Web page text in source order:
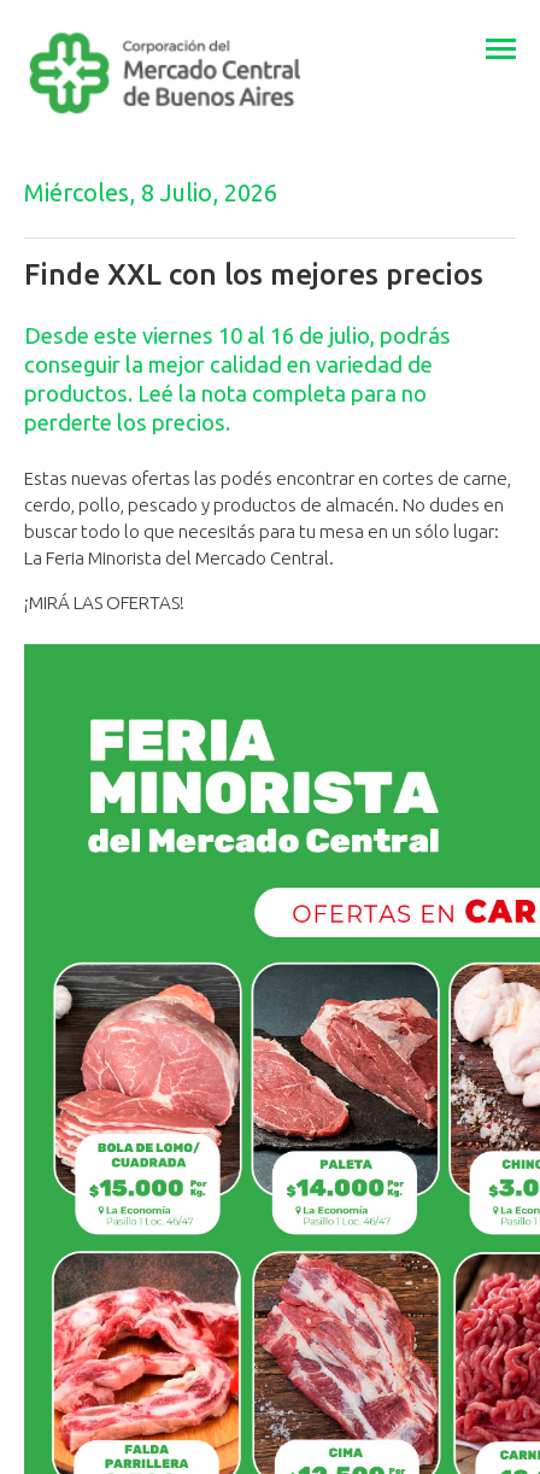
Miércoles, 8 Julio, 2026
Finde XXL con los mejores precios
Desde este viernes 10 al 16 de julio, podrás
conseguir la mejor calidad en variedad de
productos. Leé la nota completa para no
perderte los precios.
Estas nuevas ofertas las podés encontrar en cortes de carne,
cerdo, pollo, pescado y productos de almacén. No dudes en
buscar todo lo que necesitás para tu mesa en un sólo lugar:
La Feria Minorista del Mercado Central.
¡MIRÁ LAS OFERTAS!